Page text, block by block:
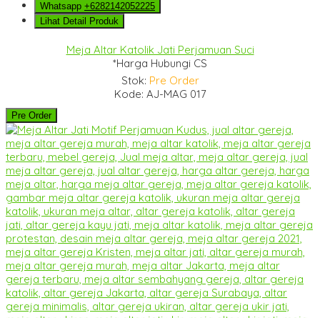
Whatsapp +6282142052225
Lihat Detail Produk
Meja Altar Katolik Jati Perjamuan Suci
*Harga Hubungi CS
Stok: Pre Order
Kode: AJ-MAG 017
Pre Order